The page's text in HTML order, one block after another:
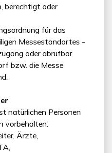
berechtigt oder
für das
Messestandortes -
oder abrufbar
bzw. die Messe
natürlichen Personen
vorbehalten:
Ärzte,